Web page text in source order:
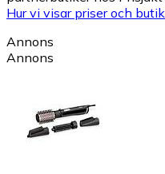
Hur vi visar priser och
Annons
Annons